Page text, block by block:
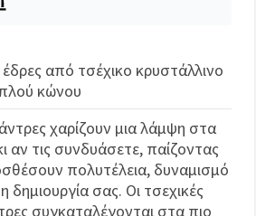
από τσέχικο κρυστάλλινο
κώνου
χαρίζουν μια λάμψη στα
αν τις συνδυάσετε, παίζοντας
πολυτέλεια, δυναμισμό
σας. Οι τσεχικές
συγκαταλέγονται στα πιο